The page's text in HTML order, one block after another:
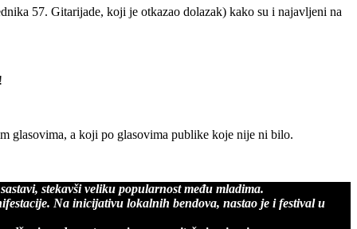
57. Gitarijade, koji je otkazao dolazak) kako su i najavljeni na
glasovima, a koji po glasovima publike koje nije ni bilo.
stekavši veliku popularnost među mladima.
Na inicijativu lokalnih bendova, nastao je i festival u